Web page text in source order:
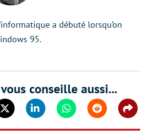
a débuté lorsqu’on
95.
conseille aussi...
Twitter Linkedin WhatsappReddit